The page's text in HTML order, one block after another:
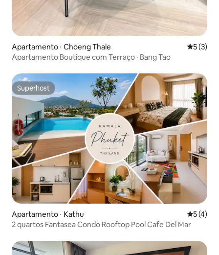
Apartamento ⋅ Choeng Thale 5 de
5 (3)
Apartamento Boutique com Terraço · Bang Tao
Superhost
Superhost
Apartamento ⋅ Kathu 5 de
5 (4)
2 quartos Fantasea Condo Rooftop Pool Cafe Del Mar